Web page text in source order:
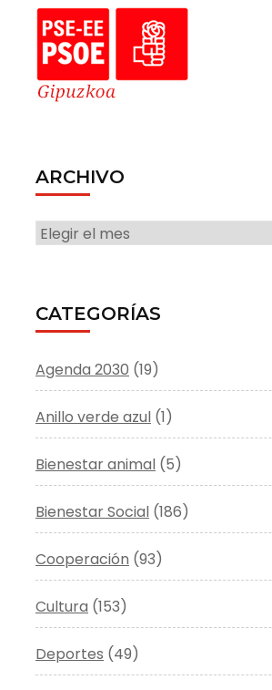
ARCHIVO
ARCHIVO
CATEGORÍAS
Agenda 2030 (19)
Anillo verde azul (1)
Bienestar animal (5)
Bienestar Social (186)
Cooperación (93)
Cultura (153)
Deportes (49)